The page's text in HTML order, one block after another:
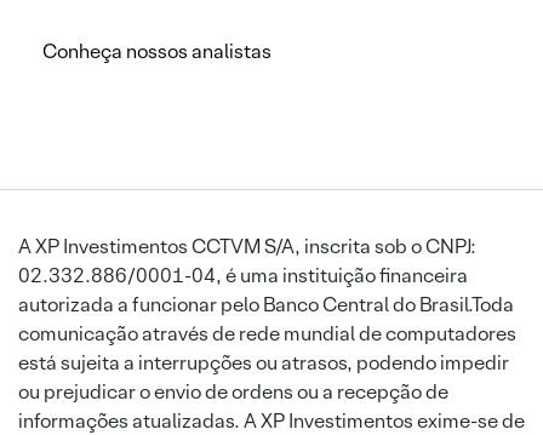
Conheça nossos analistas
A XP Investimentos CCTVM S/A, inscrita sob o CNPJ:
02.332.886/0001-04, é uma instituição financeira
autorizada a funcionar pelo Banco Central do Brasil.Toda
comunicação através de rede mundial de computadores
está sujeita a interrupções ou atrasos, podendo impedir
ou prejudicar o envio de ordens ou a recepção de
informações atualizadas. A XP Investimentos exime-se de